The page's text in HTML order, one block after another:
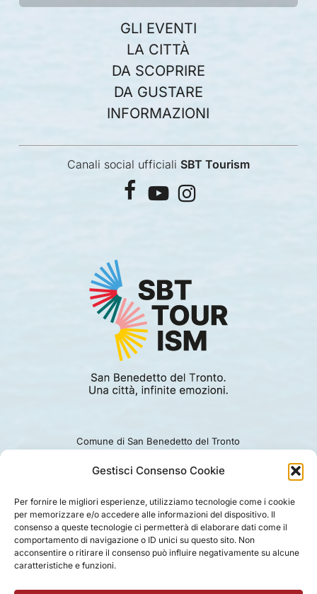
Gestisci Consenso Cookie
Per fornire le migliori esperienze, utilizziamo tecnologie come i cookie
per memorizzare e/o accedere alle informazioni del dispositivo. Il
consenso a queste tecnologie ci permetterà di elaborare dati come il
comportamento di navigazione o ID unici su questo sito. Non
acconsentire o ritirare il consenso può influire negativamente su alcune
caratteristiche e funzioni.
GLI EVENTI
LA CITTÀ
DA SCOPRIRE
DA GUSTARE
INFORMAZIONI
Canali social ufficiali SBT Tourism
facebook
youtubeinstagram
Comune di San Benedetto del Tronto
Ufficio turismo: 0735.794229
PRIVACY |COOKIE | LEGAL |DISCLAIMER